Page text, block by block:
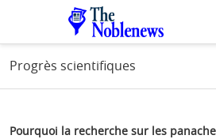
Progrès scientifiques
Pourquoi la recherche sur les